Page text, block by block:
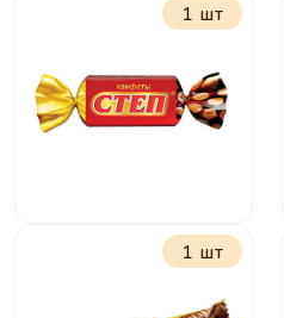
Лёвушка детям
Чудо-звери
1 шт
1 шт